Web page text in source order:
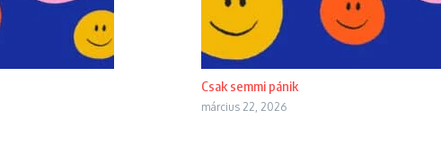
Csak semmi pánik
március 22, 2026